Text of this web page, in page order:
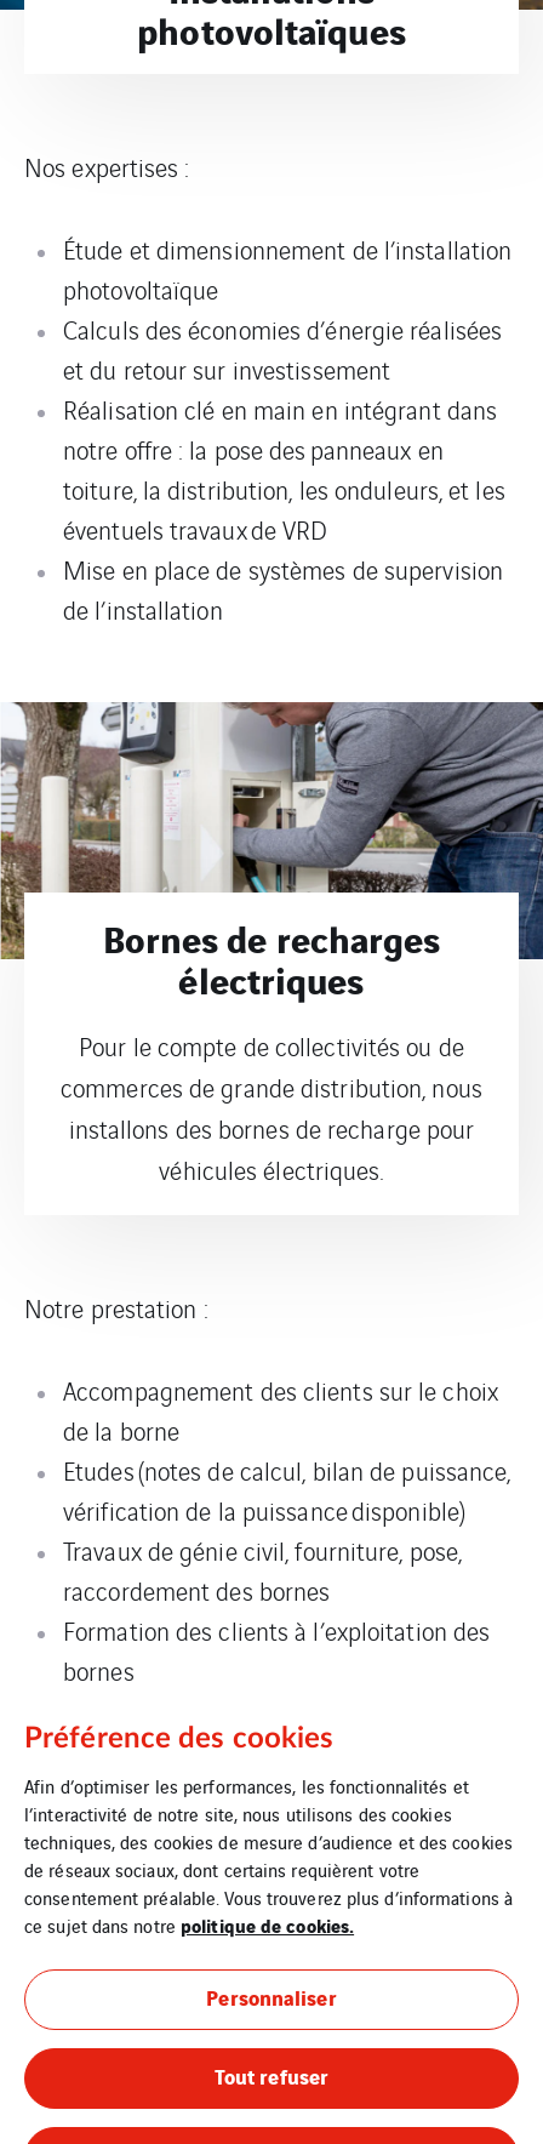
photovoltaïques
Nos expertises :
Étude et dimensionnement de l’installation
photovoltaïque
Calculs des économies d’énergie réalisées
et du retour sur investissement
Réalisation clé en main en intégrant dans
notre offre : la pose des panneaux en
toiture, la distribution, les onduleurs, et les
éventuels travauxde VRD
Mise en place de systèmes de supervision
de l’installation
Bornes de recharges
électriques
Pour le compte de collectivités ou de
commerces de grande distribution, nous
installons des bornes de recharge pour
véhicules électriques.​
Notre prestation :
Accompagnement des clients sur le choix
de la borne
Etudes(notes de calcul, bilan de puissance,
vérification de la puissancedisponible)
Travaux de génie civil, fourniture, pose,
raccordement des bornes
Formation des clients à l’exploitation des
bornes
Mentions légales
Cookies
Préférence des cookies
Afin d’optimiser les performances, les fonctionnalités et
l’interactivité de notre site, nous utilisons des cookies
techniques, des cookies de mesure d’audience et des cookies
de réseaux sociaux, dont certains requièrent votre
consentement préalable. Vous trouverez plus d’informations à
ce sujet dans notre politique de cookies.
Personnaliser
Tout refuser